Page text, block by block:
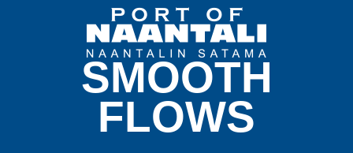
SMOOTH
FLOWS